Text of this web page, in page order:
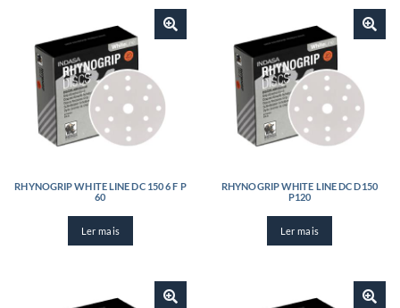
RHYNOGRIP WHITE LINE DC 150 6 F P
60
Ler mais
RHYNOGRIP WHITE LINE DC D150
P120
Ler mais